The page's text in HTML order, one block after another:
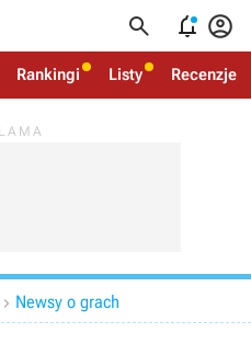
  
Rankingi Listy Recenzje
 Newsy o grach